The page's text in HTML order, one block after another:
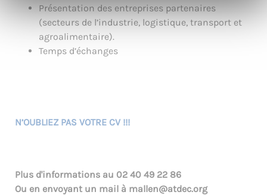
Présentation des entreprises partenaires
(secteurs de l’industrie, logistique, transport et
agroalimentaire).
Temps d’échanges
N’OUBLIEZ PAS VOTRE CV !!!
Plus d'informations au 02 40 49 22 86
Ou en envoyant un mail à mallen@atdec.org